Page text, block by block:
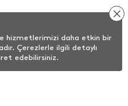
hizmetlerimizi daha etkin bir
Çerezlerle ilgili detaylı
edebilirsiniz.